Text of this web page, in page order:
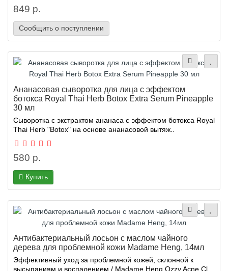
849 р.
Сообщить о поступлении
Ананасовая сыворотка для лица с эффектом
ботокса Royal Thai Herb Botox Extra Serum Pineapple
30 мл
Сыворотка с экстрактом ананаса с эффектом ботокса Royal
Thai Herb "Botox" на основе ананасовой вытяж..
580 р.
Купить
Антибактериальный лосьон с маслом чайного
дерева для проблемной кожи Madame Heng, 14мл
Эффективный уход за проблемной кожей, склонной к
высыпаниям и воспалением / Madame Heng Ozzy Acne Cl..